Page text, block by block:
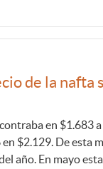
de la nafta
en $1.683
$2.129. De esta
año. En mayo